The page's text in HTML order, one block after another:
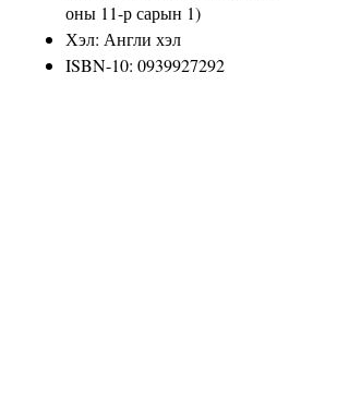
оны 11-р сарын 1)
Хэл: Англи хэл
ISBN-10: 0939927292